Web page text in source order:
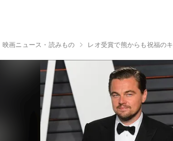
映画ニュース・読みもの レオ受賞で熊からも祝福の